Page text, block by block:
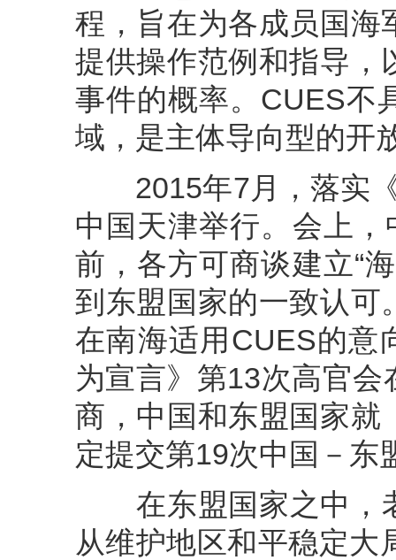
程，旨在为各成员国海
提供操作范例和指导，
事件的概率。CUES不
域，是主体导向型的开
2015年7月，落实《
中国天津举行。会上，
前，各方可商谈建立“
到东盟国家的一致认可
在南海适用CUES的意
为宣言》第13次高官
商，中国和东盟国家就
定提交第19次中国－东
在东盟国家之中，
从维护地区和平稳定大